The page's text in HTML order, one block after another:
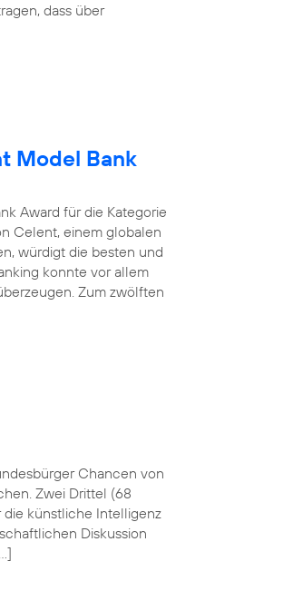
dass über
Model Bank
Award für die Kategorie
Celent, einem globalen
würdigt die besten und
konnte vor allem
Zum zwölften
Chancen von
Zwei Drittel (68
die künstliche Intelligenz
Diskussion